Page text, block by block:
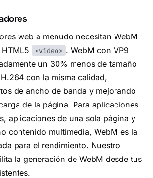
web a menudo necesitan WebM
<video> . WebM con VP9
un 30% menos de tamaño
con la misma calidad,
de ancho de banda y mejorando
de la página. Para aplicaciones
aplicaciones de una sola página y
contenido multimedia, WebM es la
para el rendimiento. Nuestro
la generación de WebM desde tus